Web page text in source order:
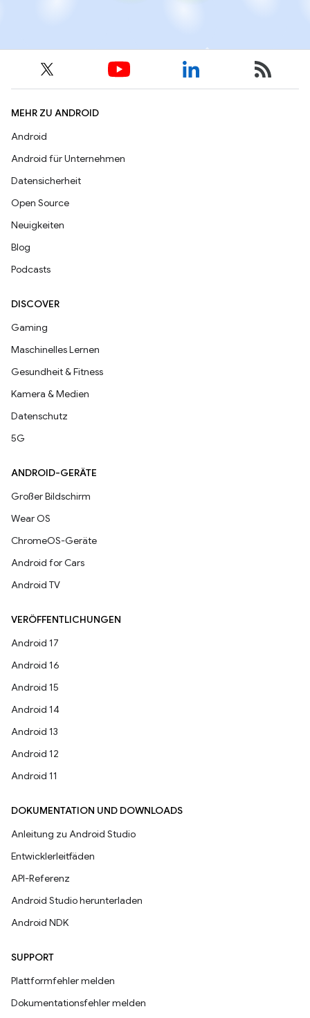
MEHR ZU ANDROID
Android
Android für Unternehmen
Datensicherheit
Open Source
Neuigkeiten
Blog
Podcasts
DISCOVER
Gaming
Maschinelles Lernen
Gesundheit & Fitness
Kamera & Medien
Datenschutz
5G
ANDROID-GERÄTE
Großer Bildschirm
Wear OS
ChromeOS-Geräte
Android for Cars
Android TV
VERÖFFENTLICHUNGEN
Android 17
Android 16
Android 15
Android 14
Android 13
Android 12
Android 11
DOKUMENTATION UND DOWNLOADS
Anleitung zu Android Studio
Entwicklerleitfäden
API-Referenz
Android Studio herunterladen
Android NDK
SUPPORT
Plattformfehler melden
Dokumentationsfehler melden